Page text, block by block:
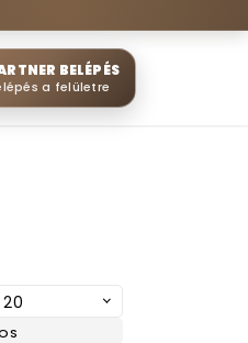
BELÉPÉS
a felületre